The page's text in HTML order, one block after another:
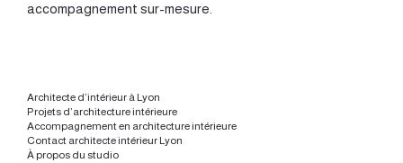
accompagnement sur-mesure.
Architecte d’intérieur à Lyon
Projets d’architecture intérieure
Accompagnement en architecture intérieure
Contact architecte intérieur Lyon
À propos du studio